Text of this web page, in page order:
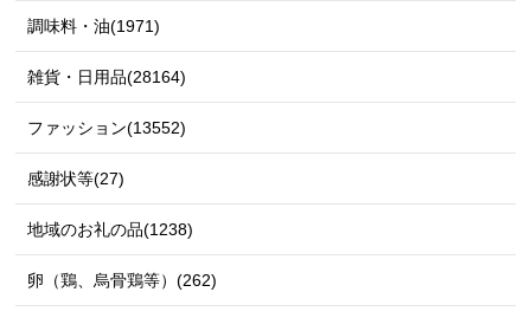
調味料・油(1971)
雑貨・日用品(28164)
ファッション(13552)
感謝状等(27)
地域のお礼の品(1238)
卵（鶏、烏骨鶏等）(262)